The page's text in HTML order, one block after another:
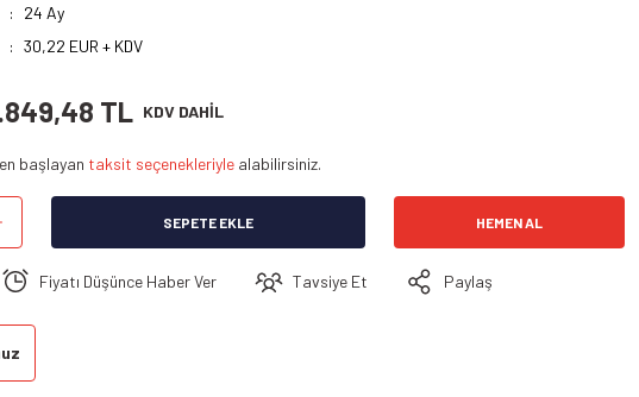
24 Ay
30,22 EUR + KDV
TL KDV DAHİL
başlayan taksit seçenekleriyle alabilirsiniz.
SEPETE EKLE HEMEN AL
Fiyatı Düşünce Haber Ver Tavsiye Et Paylaş